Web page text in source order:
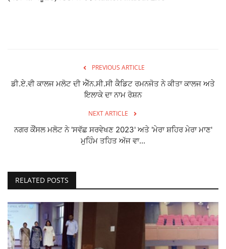
PREVIOUS ARTICLE
ਡੀ.ਏ.ਵੀ ਕਾਲਜ ਮਲੋਟ ਦੀ ਐੱਨ.ਸੀ.ਸੀ ਕੈਡਿਟ ਰਮਨਜੋਤ ਨੇ ਕੀਤਾ ਕਾਲਜ ਅਤੇ
ਇਲਾਕੇ ਦਾ ਨਾਮ ਰੋਸ਼ਨ
NEXT ARTICLE
ਨਗਰ ਕੌਂਸਲ ਮਲੋਟ ਨੇ 'ਸਵੱਛ ਸਰਵੇਖਣ 2023' ਅਤੇ 'ਮੇਰਾ ਸ਼ਹਿਰ ਮੇਰਾ ਮਾਣ'
ਮੁਹਿੰਮ ਤਹਿਤ ਅੱਜ ਵਾ...
RELATED POSTS